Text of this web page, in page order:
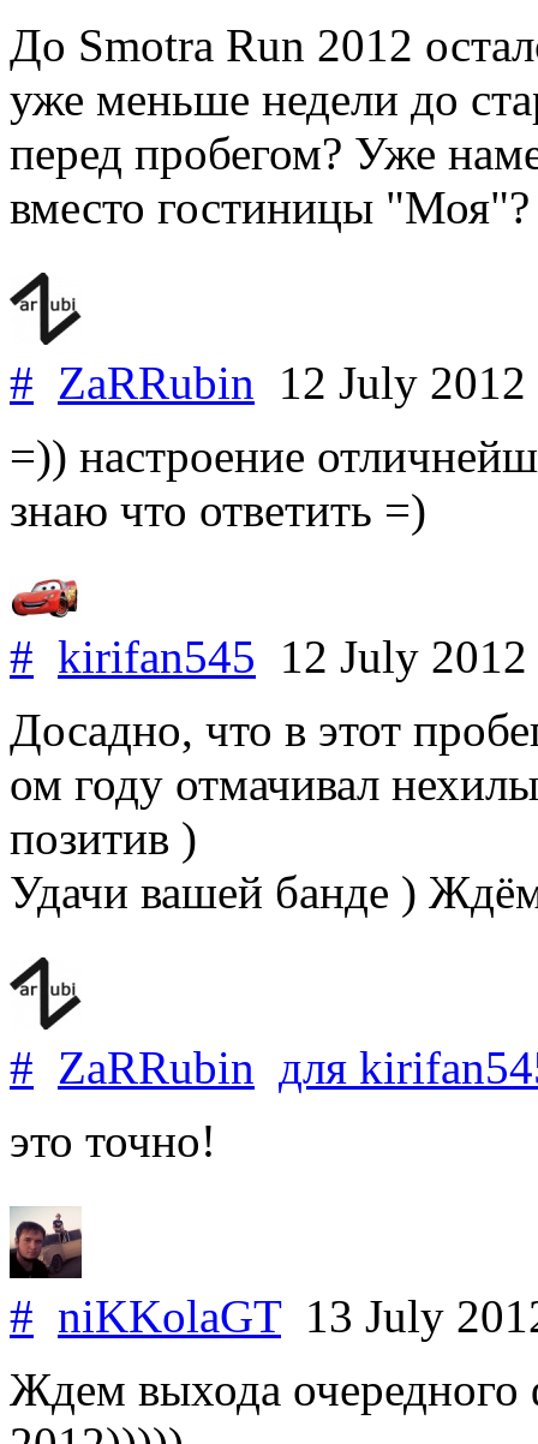
До Smotra Run 2012
уже меньше недели до
перед пробегом? Уже
вместо гостиницы
# ZaRRubin 12 July 2012
=)) настроение
знаю что ответить =)
# kirifan545 12 July 2012
Досадно, что в этот
ом году отмачивал
позитив )
Удачи вашей банде )
# ZaRRubin для
это точно!
# niKKolaGT13 July
Ждем выхода очередного